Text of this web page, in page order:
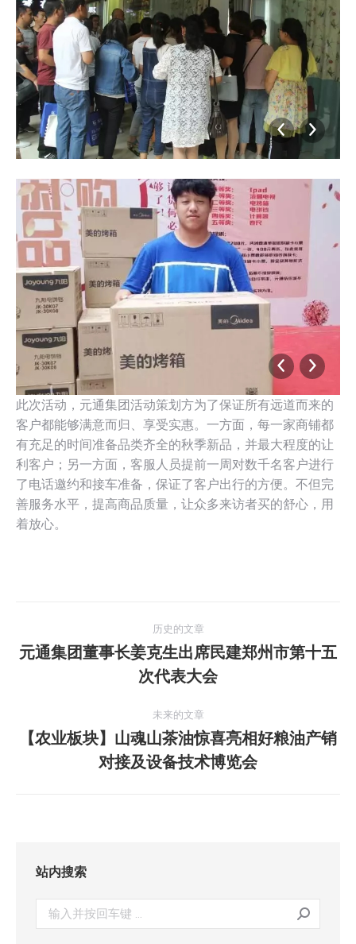
此次活动，元通集团活动策划方为了保证所有远道而来的
客户都能够满意而归、享受实惠。一方面，每一家商铺都
有充足的时间准备品类齐全的秋季新品，并最大程度的让
利客户；另一方面，客服人员提前一周对数千名客户进行
了电话邀约和接车准备，保证了客户出行的方便。不但完
善服务水平，提高商品质量，让众多来访者买的舒心，用
着放心。
章
航
历史的文章
历
史
文
章：
元通集团董事长姜克生出席民建郑州市第十五
次代表大会
未来的文章
未
来
【农业板块】山魂山茶油惊喜亮相好粮油产销
对接及设备技术博览会
站内搜索
索：